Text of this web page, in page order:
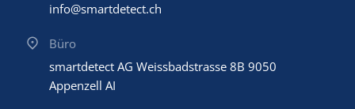
info@smartdetect.ch
Büro
smartdetect AG Weissbadstrasse 8B 9050
Appenzell AI